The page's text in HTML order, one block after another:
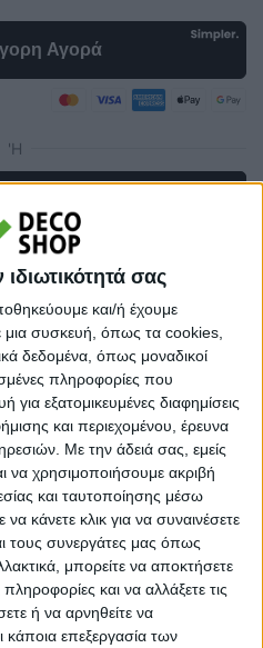
σας
και/ή έχουμε
συσκευή, όπως τα cookies,
δεδομένα, όπως μοναδικοί
πληροφορίες που
εξατομικευμένες διαφημίσεις
και περιεχομένου, έρευνα
Με την άδειά σας, εμείς
να χρησιμοποιήσουμε ακριβή
και ταυτοποίησης μέσω
κάνετε κλικ για να συναινέσετε
τους συνεργάτες μας όπως
μπορείτε να αποκτήσετε
και να αλλάξετε τις
ή να αρνηθείτε να
κάποια επεξεργασία των
Share
Συναλλαγές